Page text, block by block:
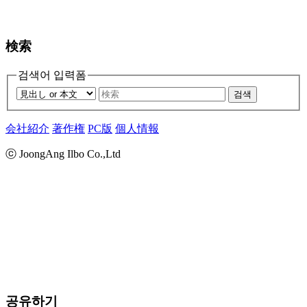
検索
검색어 입력폼
검색
会社紹介 著作権 PC版 個人情報
ⓒ JoongAng Ilbo Co.,Ltd
공유하기